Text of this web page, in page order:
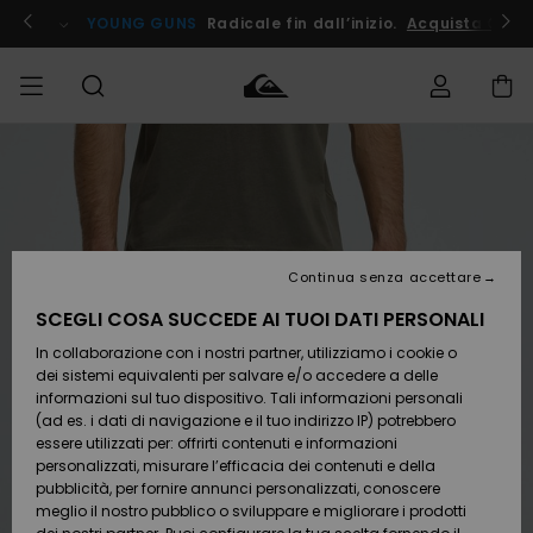
informazioni
prodotto
! YOUNG GUNS Radicale fin dall’inizio. Acquista Ora
Abbigliamento
Accessori
Calzature
e
infradito
Surf /
Acqua
BAMBINO
Abbigliamento
Accessori
Calzature
e
infradito
Surf /
Acqua
Nuovi
Da
Scoprire
Snow
SURF
Highlights
Comunità
SNOW
Shop
Snow
Shop
Donna
OUTLET
Outlet
Donna
Pagamento
Buono regalo
Quiksilver
Freedom
SCEGLI COSA SUCCEDE AI TUOI DATI PERSONALI
In collaborazione con i nostri partner, utilizziamo i cookie o
dei sistemi equivalenti per salvare e/o accedere a delle
informazioni sul tuo dispositivo. Tali informazioni personali
(ad es. i dati di navigazione e il tuo indirizzo IP) potrebbero
essere utilizzati per: offrirti contenuti e informazioni
personalizzati, misurare l’efficacia dei contenuti e della
pubblicità, per fornire annunci personalizzati, conoscere
meglio il nostro pubblico o sviluppare e migliorare i prodotti
Continua senza accettare